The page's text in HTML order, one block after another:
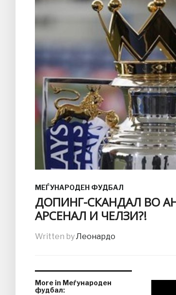
МЕЃУНАРОДЕН ФУДБАЛ
ДОПИНГ-СКАНДАЛ ВО
АРСЕНАЛ И ЧЕЛЗИ?!
Written byЛеонардо
More in Меѓународен
фудбал: